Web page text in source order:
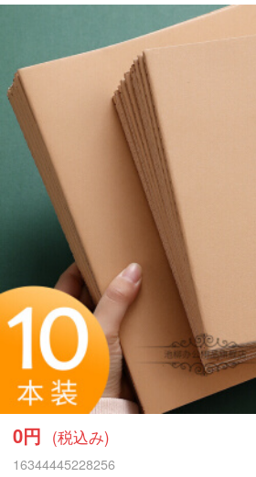
0円 (税込み)
16344445228256